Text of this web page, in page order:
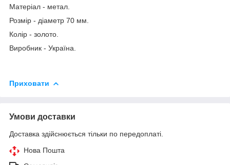
Матеріал - метал.
Розмір - діаметр 70 мм.
Колір - золото.
Виробник - Україна.
Приховати
Умови доставки
Доставка здійснюється тільки по передоплаті.
Нова Пошта